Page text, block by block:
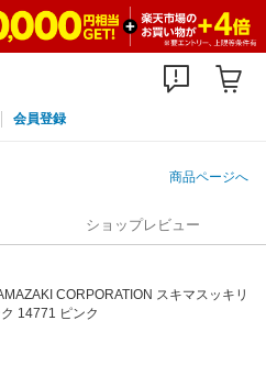
会員登録
商品ページへ
ショップレビュー
CORPORATION スキマスッキリ
14771 ピンク